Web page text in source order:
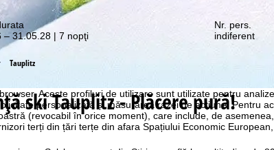
web, utilizăm module cookie pentru a colecta informații
Aceste profiluri de utilizare sunt utilizate pentru
personalizată și măsurarea razei de acțiune. Pentru
(revocabil în orice moment), care include, de
terți din țări terțe din afara Spațiului Economic
– 31.05.28 | 7 nopţi
Nr. pers.
indiferent
Tauplitz
skiTauplitz - Plăcere pură!